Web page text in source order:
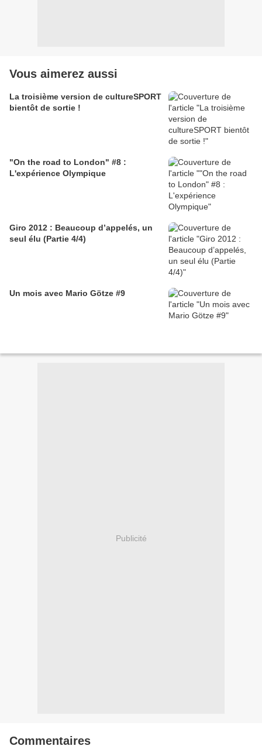
Vous aimerez aussi
La troisième version de cultureSPORT
bientôt de sortie !
"On the road to London" #8 :
L'expérience Olympique
Giro 2012 : Beaucoup d’appelés, un
seul élu (Partie 4/4)
Un mois avec Mario Götze #9
Publicité
Commentaires